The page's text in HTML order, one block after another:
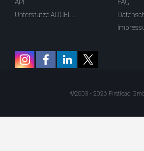
API
Unterstütze ADCELL
FAQ
©2003 - 2026 Firstlead